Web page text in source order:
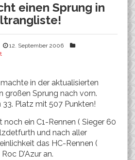
einen Sprung in
12. September 2006
in der aktualisierten
großen Sprung nach vorn.
Platz mit 507 Punkten!
noch ein C1-Rennen ( Sieger 60
und nach aller
das HC-Rennen (
D’Azur an.